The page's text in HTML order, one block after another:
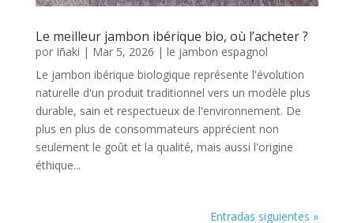
Le meilleur jambon ibérique bio, où l’acheter ?
por Iñaki | Mar 5, 2026 | le jambon espagnol
Le jambon ibérique biologique représente l'évolution
naturelle d'un produit traditionnel vers un modèle plus
durable, sain et respectueux de l'environnement. De
plus en plus de consommateurs apprécient non
seulement le goût et la qualité, mais aussi l'origine
éthique...
Entradas siguientes »